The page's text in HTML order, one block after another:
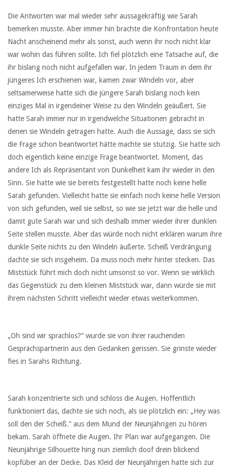
Die Antworten war mal wieder sehr aussagekräftig wie Sarah
bemerken musste. Aber immer hin brachte die Konfrontation heute
Nacht anscheinend mehr als sonst, auch wenn ihr noch nicht klar
war wohin das führen sollte. Ich fiel plötzlich eine Tatsache auf, die
ihr bislang noch nicht aufgefallen war. In jedem Traum in dem ihr
jüngeres Ich erschienen war, kamen zwar Windeln vor, aber
seltsamerweise hatte sich die jüngere Sarah bislang noch kein
einziges Mal in irgendeiner Weise zu den Windeln geäußert. Sie
hatte Sarah immer nur in irgendwelche Situationen gebracht in
denen sie Windeln getragen hatte. Auch die Aussage, dass sie sich
die Frage schon beantwortet hätte machte sie stutzig. Sie hatte sich
doch eigentlich keine einzige Frage beantwortet. Moment, das
andere Ich als Repräsentant von Dunkelheit kam ihr wieder in den
Sinn. Sie hatte wie sie bereits festgestellt hatte noch keine helle
Sarah gefunden. Vielleicht hatte sie einfach noch keine helle Version
von sich gefunden, weil sie selbst, so wie sie jetzt war die helle und
damit gute Sarah war und sich deshalb immer wieder ihrer dunklen
Seite stellen musste. Aber das würde noch nicht erklären warum ihre
dunkle Seite nichts zu den Windeln äußerte. Scheiß Verdrängung
dachte sie sich insgeheim. Da muss noch mehr hinter stecken. Das
Miststück führt mich doch nicht umsonst so vor. Wenn sie wirklich
das Gegenstück zu dem kleinen Miststück war, dann würde sie mit
ihrem nächsten Schritt vielleicht wieder etwas weiterkommen.
„Oh sind wir sprachlos?“ wurde sie von ihrer rauchenden
Gesprächspartnerin aus den Gedanken gerissen. Sie grinste wieder
fies in Sarahs Richtung.
Sarah konzentrierte sich und schloss die Augen. Hoffentlich
funktioniert das, dachte sie sich noch, als sie plötzlich ein: „Hey was
soll den der Scheiß.“ aus dem Mund der Neunjährigen zu hören
bekam. Sarah öffnete die Augen. Ihr Plan war aufgegangen. Die
Neunjährige Silhouette hing nun ziemlich doof drein blickend
kopfüber an der Decke. Das Kleid der Neunjährigen hatte sich zur